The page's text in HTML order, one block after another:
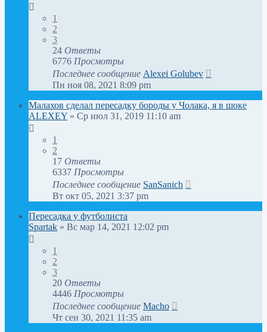
1
2
3
24 Ответы
6776 Просмотры
Последнее сообщение Alexei Golubev
Пн ноя 08, 2021 8:09 pm
Малахов сделал пересадку бороды у Чолака, я в шоке
ALEXEY » Ср июл 31, 2019 11:10 am
1
2
17 Ответы
6337 Просмотры
Последнее сообщение SanSanich
Вт окт 05, 2021 3:37 pm
Пересадка у футболиста
Spartak » Вс мар 14, 2021 12:02 pm
1
2
3
20 Ответы
4446 Просмотры
Последнее сообщение Macho
Чт сен 30, 2021 11:35 am